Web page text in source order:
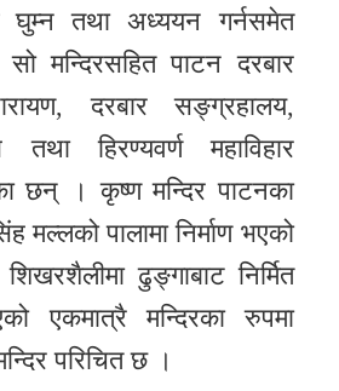
घुम्न तथा अध्ययन गर्नसमेत
मन्दिरसहित पाटन दरबार
दरबार सङ्ग्रहालय,
हिरण्यवर्ण महाविहार
छन् । कृष्ण मन्दिर पाटनका
मल्लको पालामा निर्माण भएको
ढुङ्गाबाट निर्मित
एकमात्रै मन्दिरका रुपमा
परिचित छ ।